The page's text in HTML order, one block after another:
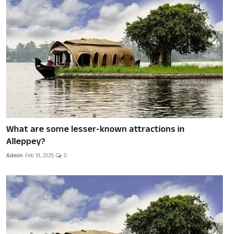
What are some lesser-known attractions in
Alleppey?
Admin Feb 19, 2025 0